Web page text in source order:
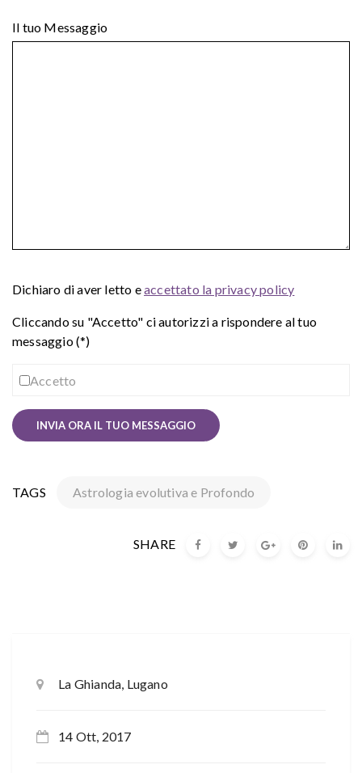
Il tuo Messaggio
Dichiaro di aver letto eaccettato la privacy policy
Cliccando su "Accetto" ci autorizzi a rispondere al tuo
messaggio (*)
Accetto
TAGS Astrologia evolutiva e Profondo
SHARE
La Ghianda, Lugano
14 Ott, 2017